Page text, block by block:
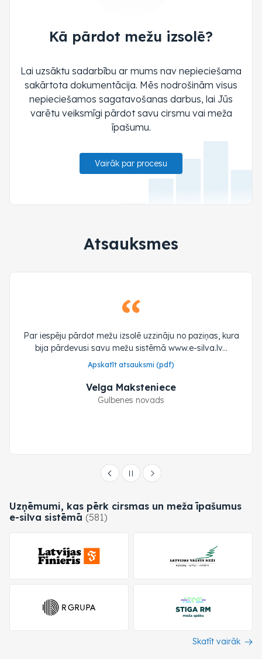
Kā pārdot mežu izsolē?
Lai uzsāktu sadarbību ar mums nav nepieciešama
sakārtota dokumentācija. Mēs nodrošinām visus
nepieciešamos sagatavošanas darbus, lai Jūs
varētu veiksmīgi pārdot savu cirsmu vai meža
īpašumu.
Vairāk par procesu
Atsauksmes
Par iespēju pārdot mežu izsolē uzzināju no paziņas, kura
bija pārdevusi savu mežu sistēmā www.e-silva.lv...
Apskatīt atsauksmi (pdf)
Velga Maksteniece
Gulbenes novads
Uzņēmumi, kas pērk cirsmas un meža īpašumus
e-silva sistēmā (581)
Skatīt vairāk